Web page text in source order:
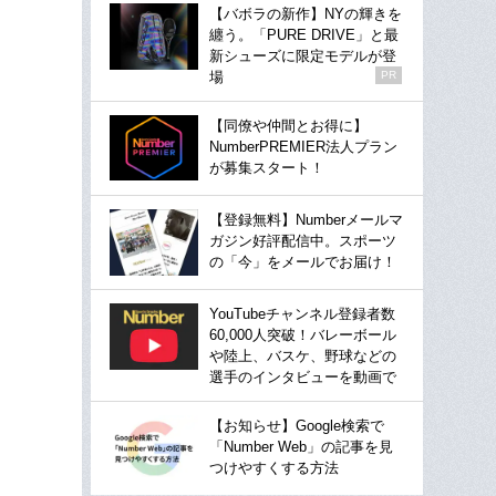
【バボラの新作】NYの輝きを
纏う。「PURE DRIVE」と最
新シューズに限定モデルが登
場
PR
【同僚や仲間とお得に】
NumberPREMIER法人プラン
が募集スタート！
【登録無料】Numberメールマ
ガジン好評配信中。スポーツ
の「今」をメールでお届け！
YouTubeチャンネル登録者数
60,000人突破！バレーボール
や陸上、バスケ、野球などの
選手のインタビューを動画で
【お知らせ】Google検索で
「Number Web」の記事を見
つけやすくする方法